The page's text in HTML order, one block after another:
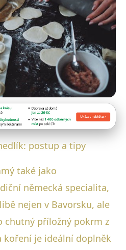
Jak na dokonalé
Michaela Hartmannová
postup a tipy
také jako
německá specialita,
nejen v Bavorsku, ale
chutný příložný pokrm z
koření je ideální doplněk